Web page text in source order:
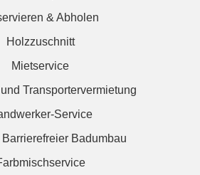
& Abholen
Holzzuschnitt
Mietservice
Transportervermietung
Service
Badumbau